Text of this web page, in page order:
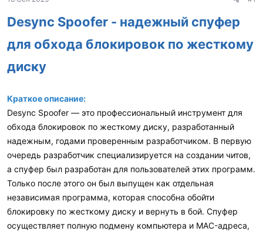
Desync Spoofer - надежный спуфер
для обхода блокировок по жесткому
диску
Краткое описание:
Desync Spoofer — это профессиональный инструмент для
обхода блокировок по жесткому диску, разработанный
надежным, годами проверенным разработчиком. В первую
очередь разработчик специализируется на создании читов,
а спуфер был разработан для пользователей этих программ.
Только после этого он был выпущен как отдельная
независимая программа, которая способна обойти
блокировку по жесткому диску и вернуть в бой. Спуфер
осуществляет полную подмену компьютера и MAC-адреса,